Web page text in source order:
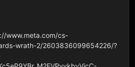
www.meta.com/cs-
wrath-2/2603836099654226/?